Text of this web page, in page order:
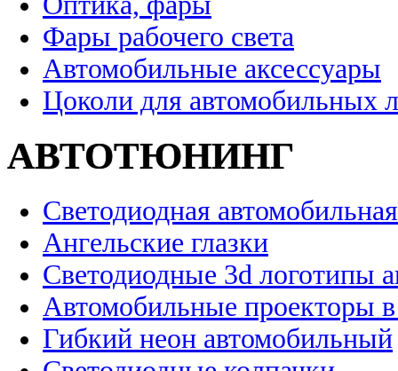
Фары рабочего света
Автомобильные аксессуары
Цоколи для автомобильных
АВТОТЮНИНГ
Светодиодная
Ангельские глазки
Светодиодные 3d логотипы
Автомобильные проекторы
Гибкий неон автомобильный